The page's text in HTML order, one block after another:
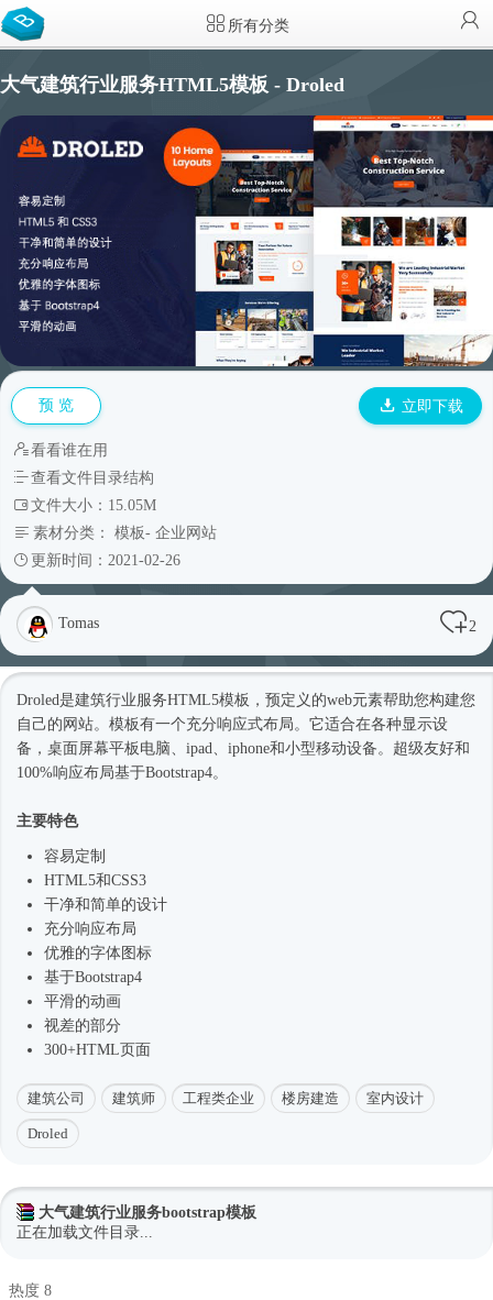
所有分类
大气建筑行业服务HTML5模板 - Droled
预 览 立即下载
看看谁在用
查看文件目录结构
文件大小：15.05M
素材分类： 模板- 企业网站
更新时间：2021-02-26
Tomas 2
Droled是建筑行业服务HTML5模板 ，预定义的web元素帮助您构建您
自己的网站。模板有一个充分响应式布局。它适合在各种显示设
备，桌面屏幕平板电脑、ipad、iphone和小型移动设备。超级友好和
100%响应布局基于Bootstrap4。
主要特色
容易定制
HTML5和CSS3
干净和简单的设计
充分响应布局
优雅的字体图标
基于Bootstrap4
平滑的动画
视差的部分
300+HTML页面
建筑公司 建筑师 工程类企业 楼房建造 室内设计
Droled
大气建筑行业服务bootstrap模板
正在加载文件目录...
热度 8